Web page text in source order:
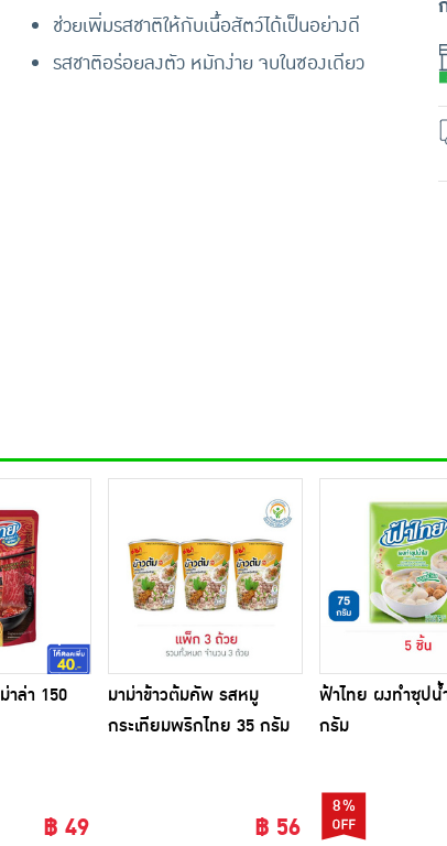
ช่วยเพิ่มรสชาติให้กับเนื้อสัตว์ได้เป็นอย่างดี
รสชาติอร่อยลงตัว หมักง่าย จบในซองเดียว
ล่า 150
฿ 49
มาม่าข้าวต้มคัพ รสหมู
กระเทียมพริกไทย 35 กรัม
฿ 56
ฟ้าไทย ผงทำซุปน้
กรัม
8%